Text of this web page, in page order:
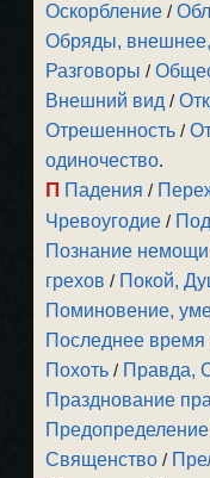
Оскорбление /
Обряды,
Разговоры /
Внешний вид /
Отрешенность /
одиночество.
П Падения /
Чревоугодие /
Познание немощи
грехов / Покой,
Поминовение,
Последнее время
Похоть / Правда,
Празднование
Предопределение
Священство /